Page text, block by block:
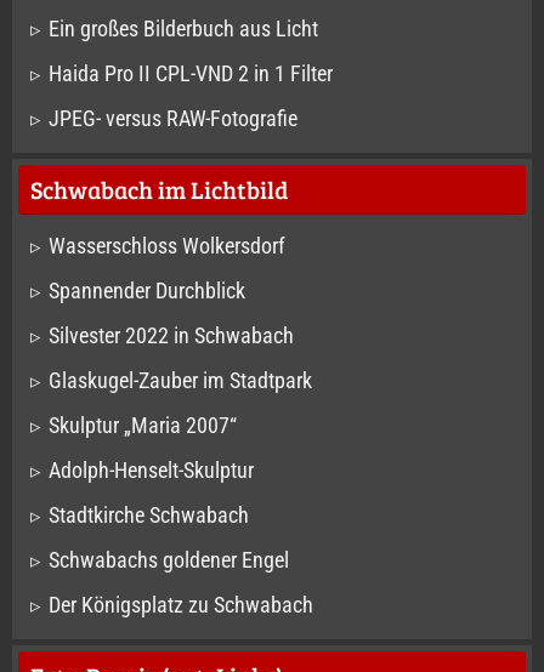
Ein großes Bilderbuch aus Licht
Haida Pro II CPL-VND 2 in 1 Filter
JPEG- versus RAW-Fotografie
Schwabach im Lichtbild
Wasserschloss Wolkersdorf
Spannender Durchblick
Silvester 2022 in Schwabach
Glaskugel-Zauber im Stadtpark
Skulptur „Maria 2007“
Adolph-Henselt-Skulptur
Stadtkirche Schwabach
Schwabachs goldener Engel
Der Königsplatz zu Schwabach